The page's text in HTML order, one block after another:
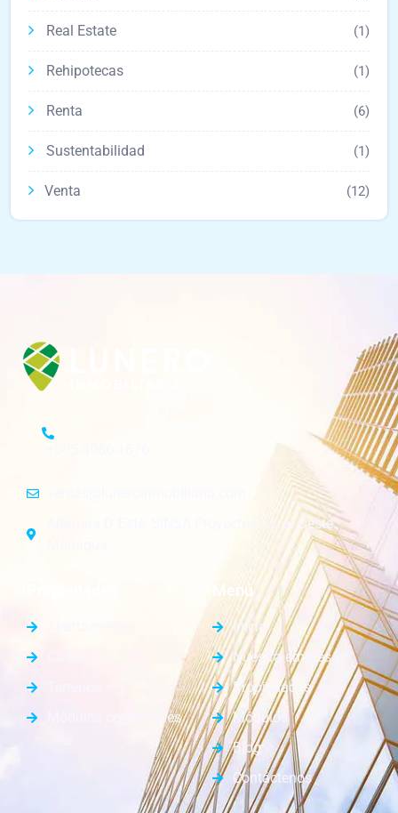
Real Estate (1)
Rehipotecas (1)
Renta (6)
Sustentabilidad (1)
Venta (12)
Altamira D´Este, SINSA Proyectos 1c. al Oeste.
Módulos comerciales
Menú
Inicio
Nuestra empresa
Propiedades
Módulos
Blog
Contáctenos